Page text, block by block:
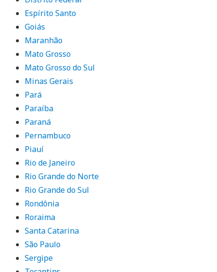
Espírito Santo
Goiás
Maranhão
Mato Grosso
Mato Grosso do Sul
Minas Gerais
Pará
Paraíba
Paraná
Pernambuco
Piauí
Rio de Janeiro
Rio Grande do Norte
Rio Grande do Sul
Rondônia
Roraima
Santa Catarina
São Paulo
Sergipe